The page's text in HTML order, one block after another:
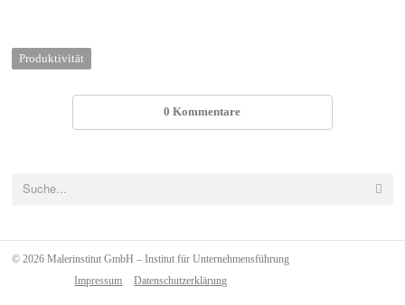
Produktivität
0 Kommentare
Search
© 2026 Malerinstitut GmbH – Institut für Unternehmensführung
Impressum
Datenschutzerklärung